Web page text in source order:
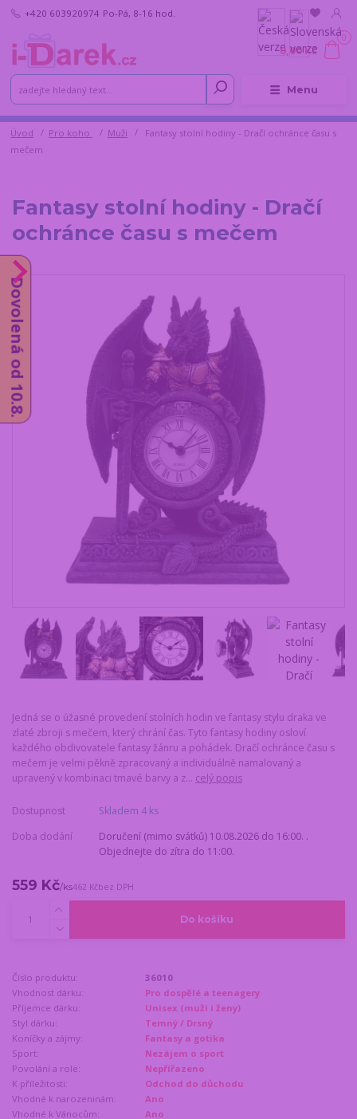
Menu
+420 603920974 Po-Pá, 8-16 hod.
0
0,00 Kč
Úvod Pro koho Muži
Fantasy stolní hodiny - Dračí ochránce času s
mečem
Fantasy stolní hodiny - Dračí
ochránce času s mečem
Jedná se o úžasné provedení stolních hodin ve fantasy stylu draka ve
zlaté zbroji s mečem, který chrání čas. Tyto fantasy hodiny osloví
každého obdivovatele fantasy žánru a pohádek. Dračí ochránce času s
mečem je velmi pěkně zpracovaný a individuálně namalovaný a
upravený v kombinaci tmavé barvy a z... celý popis
Dostupnost
Skladem 4 ks
Doba dodání
Doručení (mimo svátků) 10.08.2026 do 16:00. .
Objednejte do zítra do 11:00.
559 Kč/ks462 Kčbez DPH
Do košíku
Číslo produktu:
36010
Vhodnost dárku:
Pro dospělé a teenagery
Příjemce dárku:
Unisex (muži i ženy)
Styl dárku:
Temný / Drsný
Koníčky a zájmy:
Fantasy a gotika
Sport:
Nezájem o sport
Povolání a role:
Nepřířazeno
K příležitosti:
Odchod do důchodu
Vhodné k narozeninám:
Ano
Vhodné k Vánocům:
Ano
Dovolená od 10.8.